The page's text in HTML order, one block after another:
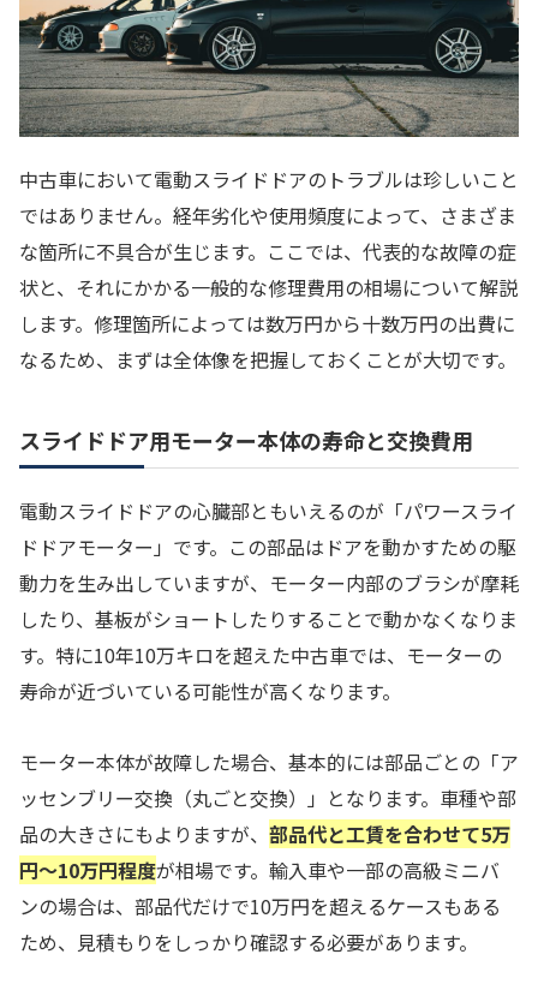
中古車において電動スライドドアのトラブルは珍しいこと
ではありません。経年劣化や使用頻度によって、さまざま
な箇所に不具合が生じます。ここでは、代表的な故障の症
状と、それにかかる一般的な修理費用の相場について解説
します。修理箇所によっては数万円から十数万円の出費に
なるため、まずは全体像を把握しておくことが大切です。
スライドドア用モーター本体の寿命と交換費用
電動スライドドアの心臓部ともいえるのが「パワースライ
ドドアモーター」です。この部品はドアを動かすための駆
動力を生み出していますが、モーター内部のブラシが摩耗
したり、基板がショートしたりすることで動かなくなりま
す。特に10年10万キロを超えた中古車では、モーターの
寿命が近づいている可能性が高くなります。
モーター本体が故障した場合、基本的には部品ごとの「ア
ッセンブリー交換（丸ごと交換）」となります。車種や部
品の大きさにもよりますが、 部品代と工賃を合わせて5万
円〜10万円程度が相場です。輸入車や一部の高級ミニバ
ンの場合は、部品代だけで10万円を超えるケースもある
ため、見積もりをしっかり確認する必要があります。